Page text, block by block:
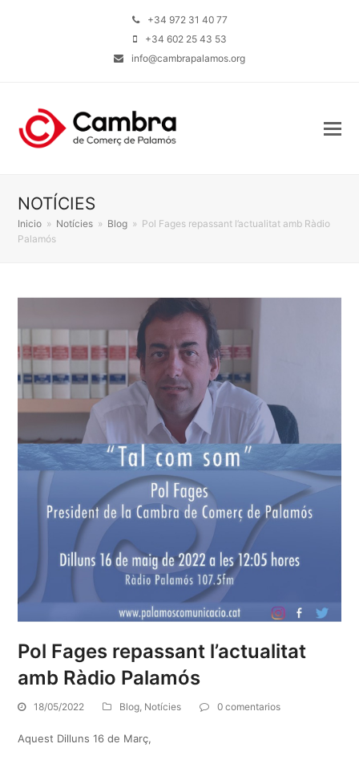
+34 972 31 40 77
+34 602 25 43 53
info@cambrapalamos.org
NOTÍCIES
Inicio » Notícies » Blog » Pol Fages repassant l’actualitat amb Ràdio
Palamós
Pol Fages repassant l’actualitat
amb Ràdio Palamós
18/05/2022 Blog Notícies 0 comentarios
Aquest Dilluns 16 de Març,